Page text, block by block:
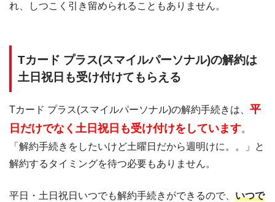
れ、しつこく引き留められることもありません。
Tカード プラス(スマイルパーソナル)の解約は
土日祝日も受け付けてもらえる
Tカード プラス(スマイルパーソナル)の解約手続きは、 平
日だけでなく土日祝日も受け付けをしています。
「解約手続きをしたいけど土曜日だから週明けに。。」と
解約するタイミングを待つ必要もありません。
平日・土日祝日いつでも解約手続きができるので、 いつで